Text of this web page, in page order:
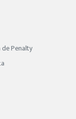
de Penalty